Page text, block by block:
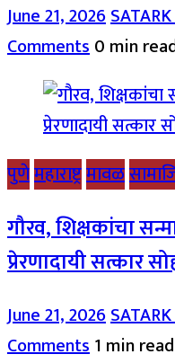
June 21, 2026
Comments0 min
पुणेमहाराष्ट्रमावळ
गौरव, शिक्षकांचा
प्रेरणादायी सत्कार
June 21, 2026
Comments1 min read